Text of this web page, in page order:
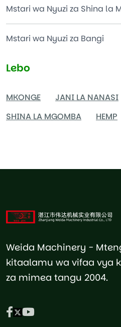
Mstari wa Nyuzi za Shina la
Mstari wa Nyuzi za Bangi
Lebo
MKONGE
JANI LA NANASI
SHINA LA MGOMBA
HEMP
Weida Machinery -
kitaalamu wa vifaa vya
za mimea tangu 2004.